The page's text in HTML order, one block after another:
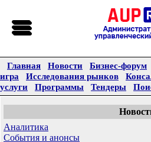
Главная Новости Бизнес-форум
игра
Исследования рынков
услуги
Программы Тендеры
Аналитика
События и анонсы